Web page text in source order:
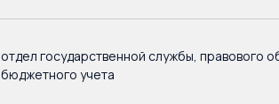
отдел государственной службы, правового
бюджетного учета